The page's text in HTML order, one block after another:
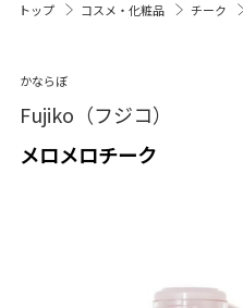
トップ コスメ・化粧品 チーク
かならぼ
Fujiko（フジコ）
メロメロチーク